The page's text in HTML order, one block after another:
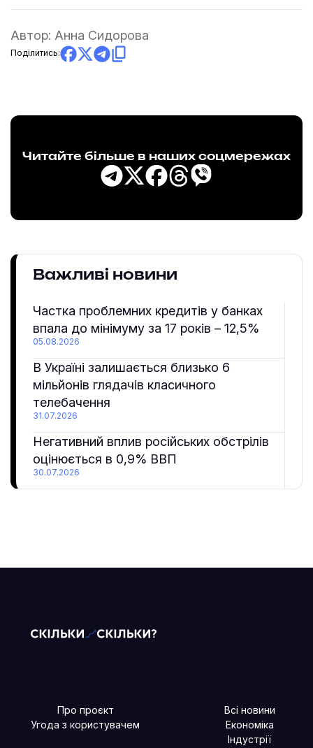
Автор: Анна Сидорова
Поділитись:
Читайте більше в наших соцмережах
Важливі новини
Частка проблемних кредитів у банках
впала до мінімуму за 17 років – 12,5%
05.08.2026
В Україні залишається близько 6
мільйонів глядачів класичного
телебачення
31.07.2026
Негативний вплив російських обстрілів
оцінюється в 0,9% ВВП
30.07.2026
Про проєкт
Угода з користувачем
Всі новини
Економіка
Індустрії